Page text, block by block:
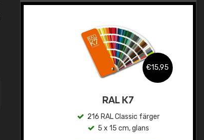
€15,95
RAL K7
216 RAL Classic färger
5 x 15 cm, glans